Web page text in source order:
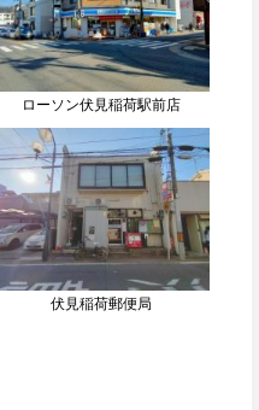
ローソン伏見稲荷駅前店
伏見稲荷郵便局